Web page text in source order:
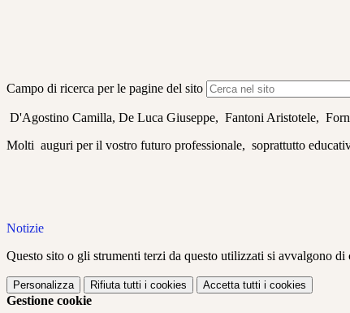
Campo di ricerca per le pagine del sito
D'Agostino Camilla, De Luca Giuseppe, Fantoni Aristotele,
Molti auguri per il vostro futuro professionale, soprattutto
Notizie
Questo sito o gli strumenti terzi da questo utilizzati si avvalgono
Personalizza Rifiuta tutti i cookies Accetta tutti i cookies
Gestione cookie